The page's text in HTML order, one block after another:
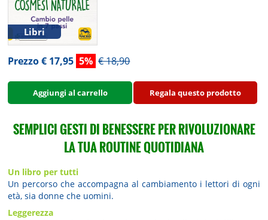
Libri
Prezzo € 17,95 5% € 18,90
Aggiungi al carrello Regala questo prodotto
SEMPLICI GESTI DI BENESSERE PER RIVOLUZIONARE
LA TUA ROUTINE QUOTIDIANA
Un libro per tutti
Un percorso che accompagna al cambiamento i lettori di ogni
età, sia donne che uomini.
Leggerezza